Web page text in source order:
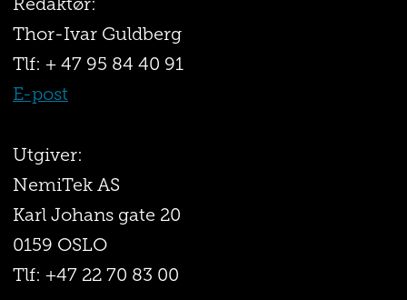
Redaktør:
Thor-Ivar Guldberg
Tlf: + 47 95 84 40 91
E-post
Utgiver:
NemiTek AS
Karl Johans gate 20
0159 OSLO
Tlf: +47 22 70 83 00